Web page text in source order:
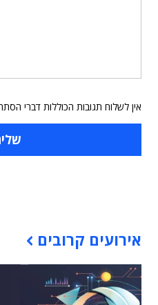
אין לשלוח תגובות הכוללות דברי
אירועים קרובים